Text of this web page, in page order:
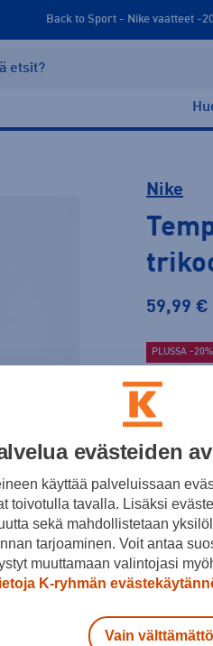
Back to Sport - Nike vaatteet -
Nike
59,99 €
PLUSSA -20%
Väri
Koko
XS
evästeiden
käyttää palveluissaan
toivotulla tavalla. Lisäksi
sekä mahdollistetaan
tarjoaminen. Voit antaa
muuttamaan valintojasi
K-ryhmän
Vain